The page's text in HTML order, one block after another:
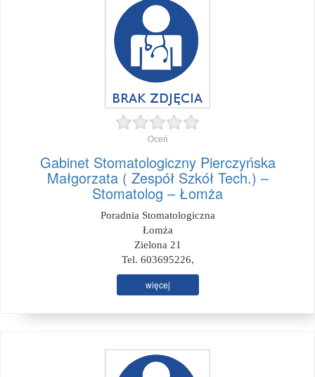
Oceń
Gabinet Stomatologiczny Pierczyńska
Małgorzata ( Zespół Szkół Tech.) –
Stomatolog – Łomża
Poradnia Stomatologiczna
Łomża
Zielona 21
Tel. 603695226,
więcej